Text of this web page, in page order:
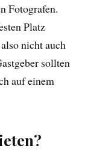
Fotografen.
Platz
nicht auch
sollten
auf einem